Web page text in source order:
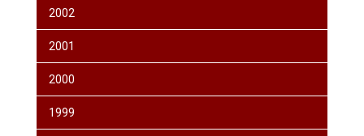
2002
2001
2000
1999